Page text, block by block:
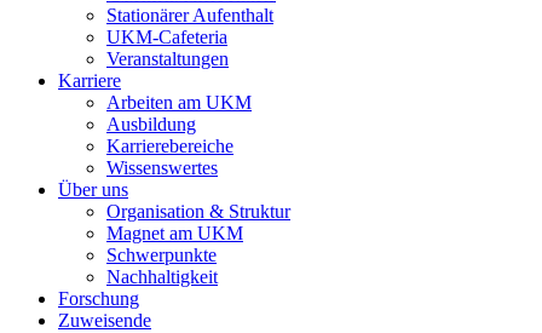
Stationärer Aufenthalt
UKM-Cafeteria
Veranstaltungen
Karriere
Arbeiten am UKM
Ausbildung
Karrierebereiche
Wissenswertes
Über uns
Organisation & Struktur
Magnet am UKM
Schwerpunkte
Nachhaltigkeit
Forschung
Zuweisende